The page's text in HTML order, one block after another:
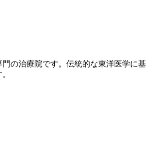
の治療院です。伝統的な東洋医学に基